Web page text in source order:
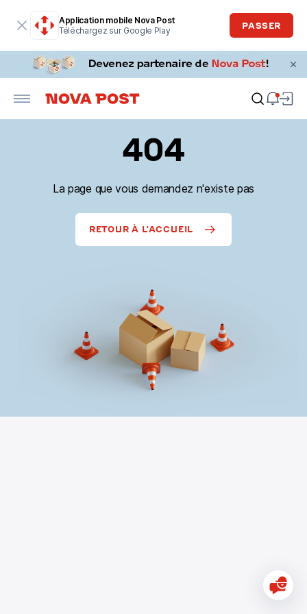
Application mobile Nova Post
Téléchargez sur Google Play
PASSER
404
La page que vous demandez n'existe pas
RETOUR À L'ACCUEIL